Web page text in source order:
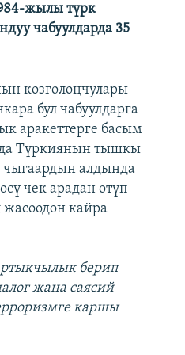
жылы түрк
чабуулдарда 35
козголоңчулары
бул чабуулдарга
аракеттерге басым
Түркиянын тышкы
алдында
чек арадан өтүп
кайра
берип
жана саясий
каршы